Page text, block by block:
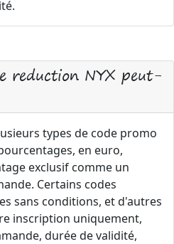
reduction NYX peut-
types de code promo
en euro,
exclusif comme un
Certains codes
sans conditions, et d'autres
inscription uniquement,
durée de validité,